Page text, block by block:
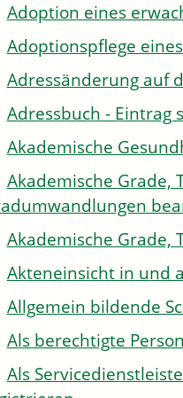
Adoption eines
Adoptionspflege
Adressänderung auf
Adressbuch - Eintrag
Akademische
Akademische Grade,
Akademische Grade,
Akteneinsicht in und
Allgemein bildende
Als berechtigte
Als